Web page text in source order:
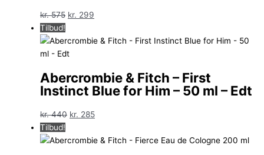
kr.575 Den
pris
var:
kr. 299
pris
Tilbud!
Abercrombie & Fitch – First
Instinct Blue for Him – 50 ml – Edt
kr.440 Den
pris
kr. 285Den
pris
Tilbud!